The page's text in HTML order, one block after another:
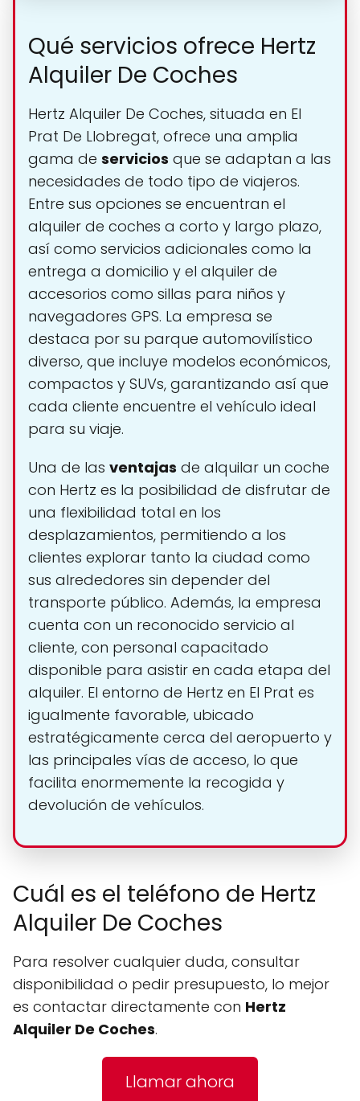
Qué servicios ofrece Hertz
Alquiler De Coches
Hertz Alquiler De Coches, situada en El
Prat De Llobregat, ofrece una amplia
gama de servicios que se adaptan a las
necesidades de todo tipo de viajeros.
Entre sus opciones se encuentran el
alquiler de coches a corto y largo plazo,
así como servicios adicionales como la
entrega a domicilio y el alquiler de
accesorios como sillas para niños y
navegadores GPS. La empresa se
destaca por su parque automovilístico
diverso, que incluye modelos económicos,
compactos y SUVs, garantizando así que
cada cliente encuentre el vehículo ideal
para su viaje.
Una de las ventajas de alquilar un coche
con Hertz es la posibilidad de disfrutar de
una flexibilidad total en los
desplazamientos, permitiendo a los
clientes explorar tanto la ciudad como
sus alrededores sin depender del
transporte público. Además, la empresa
cuenta con un reconocido servicio al
cliente, con personal capacitado
disponible para asistir en cada etapa del
alquiler. El entorno de Hertz en El Prat es
igualmente favorable, ubicado
estratégicamente cerca del aeropuerto y
las principales vías de acceso, lo que
facilita enormemente la recogida y
devolución de vehículos.
Cuál es el teléfono de Hertz
Alquiler De Coches
Para resolver cualquier duda, consultar
disponibilidad o pedir presupuesto, lo mejor
es contactar directamente con Hertz
Alquiler De Coches.
Llamar ahora